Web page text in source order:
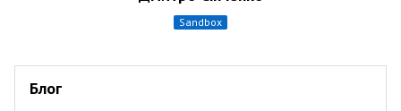
sandbox
Блог